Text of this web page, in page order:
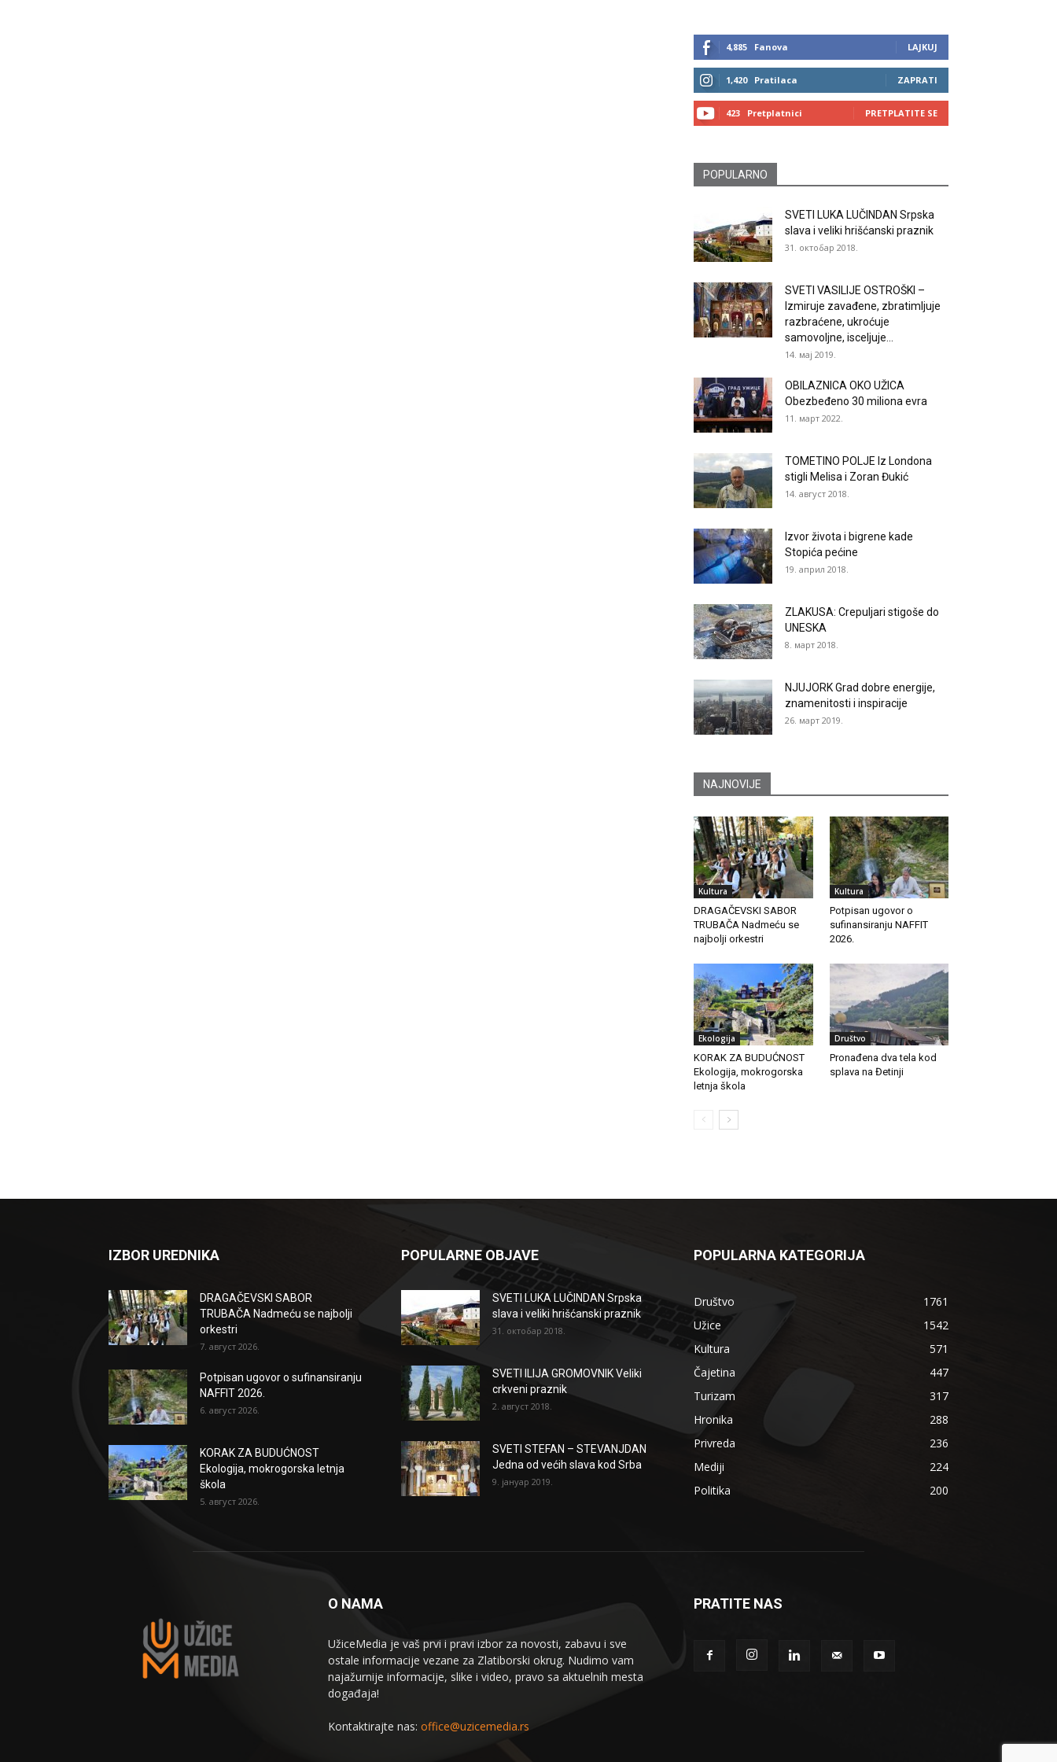
4,885 Fanova LAJKUJ
1,420 Pratilaca ZAPRATI
423 Pretplatnici PRETPLATITE SE
POPULARNO
SVETI LUKA LUČINDAN Srpska
slava i veliki hrišćanski praznik
31. октобар 2018.
SVETI VASILIJE OSTROŠKI –
Izmiruje zavađene, zbratimljuje
razbraćene, ukroćuje
samovoljne, isceljuje...
14. мај 2019.
OBILAZNICA OKO UŽICA
Obezbeđeno 30 miliona evra
11. март 2022.
TOMETINO POLJE Iz Londona
stigli Melisa i Zoran Đukić
14. август 2018.
Izvor života i bigrene kade
Stopića pećine
19. април 2018.
ZLAKUSA: Crepuljari stigoše do
UNESKA
8. март 2018.
NJUJORK Grad dobre energije,
znamenitosti i inspiracije
26. март 2019.
NAJNOVIJE
Kultura
DRAGAČEVSKI SABOR
TRUBAČA Nadmeću se
najbolji orkestri
Kultura
Potpisan ugovor o
sufinansiranju NAFFIT
2026.
Ekologija
KORAK ZA BUDUĆNOST
Ekologija, mokrogorska
letnja škola
Društvo
Pronađena dva tela kod
splava na Đetinji
IZBOR UREDNIKA
DRAGAČEVSKI SABOR
TRUBAČA Nadmeću se najbolji
orkestri
7. август 2026.
Potpisan ugovor o sufinansiranju
NAFFIT 2026.
6. август 2026.
KORAK ZA BUDUĆNOST
Ekologija, mokrogorska letnja
škola
5. август 2026.
POPULARNE OBJAVE
SVETI LUKA LUČINDAN Srpska
slava i veliki hrišćanski praznik
31. октобар 2018.
SVETI ILIJA GROMOVNIK Veliki
crkveni praznik
2. август 2018.
SVETI STEFAN – STEVANJDAN
Jedna od većih slava kod Srba
9. јануар 2019.
POPULARNA KATEGORIJA
Društvo
1761
Užice
1542
Kultura
571
Čajetina
447
Turizam
317
Hronika
288
Privreda
236
Mediji
224
Politika
200
O NAMA
UžiceMedia je vaš prvi i pravi izbor za novosti, zabavu i sve
ostale informacije vezane za Zlatiborski okrug. Nudimo vam
najažurnije informacije, slike i video, pravo sa aktuelnih mesta
događaja!
Kontaktirajte nas: office@uzicemedia.rs
PRATITE NAS